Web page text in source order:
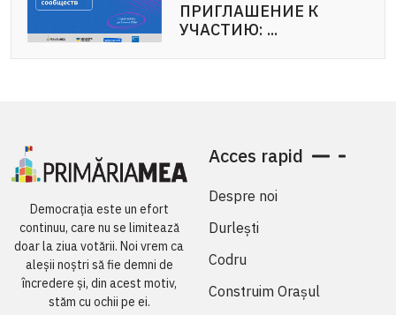
ПРИГЛАШЕНИЕ К
УЧАСТИЮ: ...
Democrația este un efort
continuu, care nu se limitează
doar la ziua votării. Noi vrem ca
aleșii noștri să fie demni de
încredere și, din acest motiv,
stăm cu ochii pe ei.
Acces rapid
Despre noi
Durlești
Codru
Construim Orașul